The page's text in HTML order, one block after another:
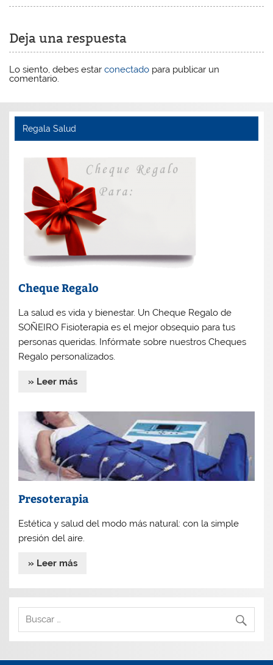
Deja una respuesta
Lo siento, debes estarconectado para publicar un
comentario.
Regala Salud
Cheque Regalo
La salud es vida y bienestar. Un Cheque Regalo de
SOÑEIRO Fisioterapia es el mejor obsequio para tus
personas queridas. Infórmate sobre nuestros Cheques
Regalo personalizados.
» Leer más
Presoterapia
Estética y salud del modo más natural: con la simple
presión del aire.
» Leer más